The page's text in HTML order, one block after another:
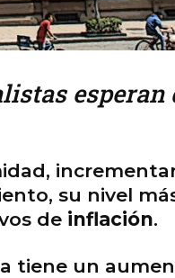
esperan
su nivel
de inflación.
tiene un